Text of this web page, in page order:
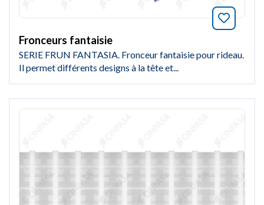
Fronceurs fantaisie
SERIE FRUN FANTASIA. Fronceur fantaisie pour rideau.
Il permet différents designs à la tête et...